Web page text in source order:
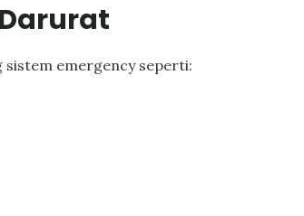
sistem emergency seperti: